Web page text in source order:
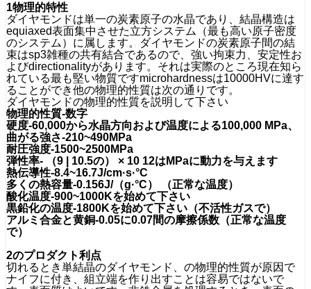
1物理的特性
ダイヤモンドは単一の炭素原子の水晶であり、結晶構造は
equiaxed表面集中させた立方システム（最も高い原子密度
のシステム）に属します。ダイヤモンドの炭素原子間の結
束はsp3雑種の共有結合であるので、強い拘束力、安定性お
よびdirectionalityがあります。それは実際のところ現在知ら
れている最も堅い物質ですmicrohardnessは10000HVに達す
ることができ他の物理的性質は次の通りです。
ダイヤモンドの物理的性質を説明して下さい
物理的性質-数字
硬度-60,000から水晶方向および温度による100,000 MPa、
曲がる強さ-210~490MPa
耐圧強度-1500~2500MPa
弾性率- （9 | 10.5の） × 10 12はMPaに動力を与えます
熱伝導性-8.4~16.7J/cm·s·°C
多くの熱容量-0.156J/（g·°C） （正常な温度）
酸化温度-900~1000Kを始めて下さい
黒鉛化の温度-1800Kを始めて下さい（不活性ガスで）
アルミ合金と黄銅-0.05に0.07間の摩擦係数（正常な温度
で）
2のプロダクト利点
切れるとき単結晶のダイヤモンド、の物理的性質が原因で
ナイフに付き、組立端を作り出すことは容易ではないで